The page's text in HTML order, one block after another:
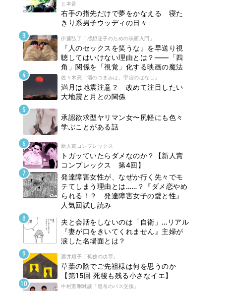
と本音
右手の指先だけで夢をかなえる 寝た
きり系男子ウッディの日々
伊藤弘了「感想迷子のための映画入門」
『人のセックスを笑うな』を早送り視
聴してはいけない理由とは？――「四
角」関係を「視覚」化する映画の魔法
佐々木亮「酒のつまみは、宇宙のはなし」
満月は地震注意？ 改めて注目したい
大地震と月との関係
承認欲求型ヤリマン女〜尻軽にも色々
学ぶことがある話
新人賞コンプレックス
トガッていたらダメなのか？【新人賞
コンプレックス 第4回】
発達障害女性が、なぜか行く先々でモ
テてしまう理由とは……？『ダメ恋やめ
られる！？ 発達障害女子の愛と性』
人気回試し読み
夫と会話をしないのは「自衛」…リアル
『妻が口をきいてくれません』主婦が
涙した名場面とは？
酒井順子「孤独の功罪」
草葉の陰でご先祖様は何を思うのか
【第15回 死後も残る小さなイエ】
中村憲剛対談「思考のパス交換」